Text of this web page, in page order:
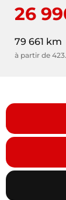
26
79 661 km
à partir de